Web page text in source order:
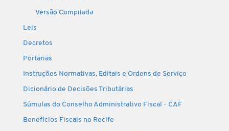
Versão Compilada
Leis
Decretos
Portarias
Instruções Normativas, Editais e Ordens de Serviço
Dicionário de Decisões Tributárias
Súmulas do Conselho Administrativo Fiscal - CAF
Benefícios Fiscais no Recife